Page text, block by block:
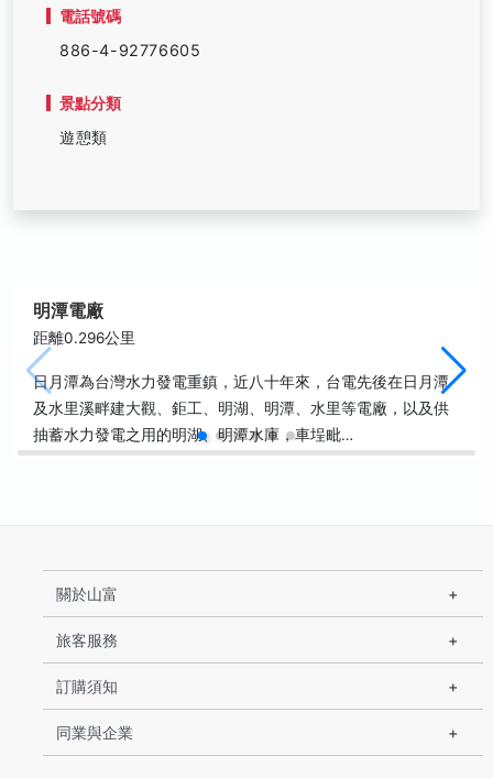
電話號碼
886-4-92776605
景點分類
遊憩類
明潭電廠
距離0.296公里
日月潭為台灣水力發電重鎮，近八十年來，台電先後在日月潭
及水里溪畔建大觀、鉅工、明湖、明潭、水里等電廠，以及供
抽蓄水力發電之用的明湖、明潭水庫，車埕毗…
關於山富
旅客服務
訂購須知
同業與企業